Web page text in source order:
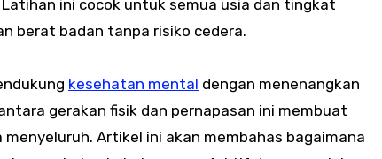
ini cocok untuk semua usia dan tingkat
berat badan tanpa risiko cedera.
kesehatan mental dengan menenangkan
gerakan fisik dan pernapasan ini membuat
Artikel ini akan membahas bagaimana